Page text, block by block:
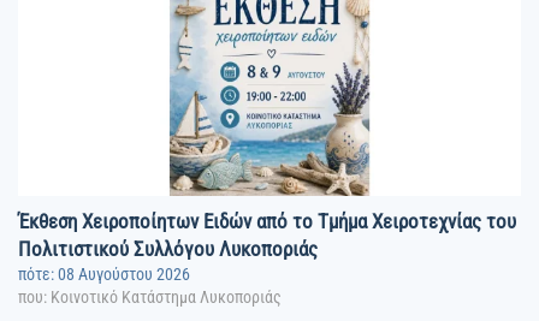
Έκθεση Χειροποίητων Ειδών από το Τμήμα Χειροτεχνίας του
Πολιτιστικού Συλλόγου Λυκοποριάς
πότε: 08 Αυγούστου 2026
που: Κοινοτικό Κατάστημα Λυκοποριάς